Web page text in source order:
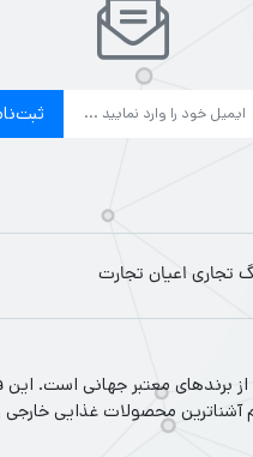
تجاری اعیان تجارت
آشناترین محصولات غذایی